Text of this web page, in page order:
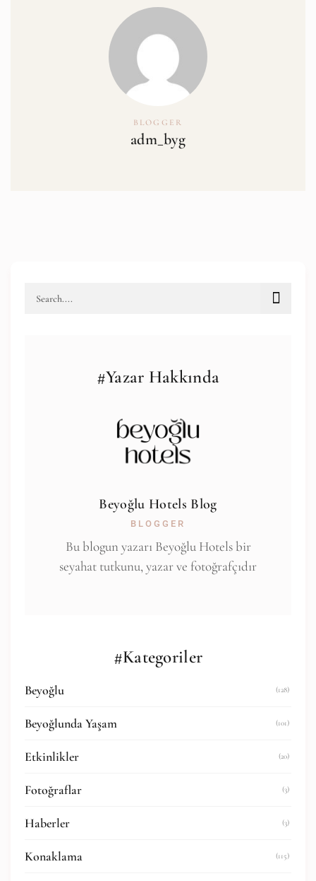
BLOGGER
adm_byg
#Yazar Hakkında
Beyoğlu Hotels Blog
BLOGGER
Bu blogun yazarı Beyoğlu Hotels bir
seyahat tutkunu, yazar ve fotoğrafçıdır
#Kategoriler
Beyoğlu (128)
Beyoğlunda Yaşam (101)
Etkinlikler (20)
Fotoğraflar (3)
Haberler (3)
Konaklama (115)